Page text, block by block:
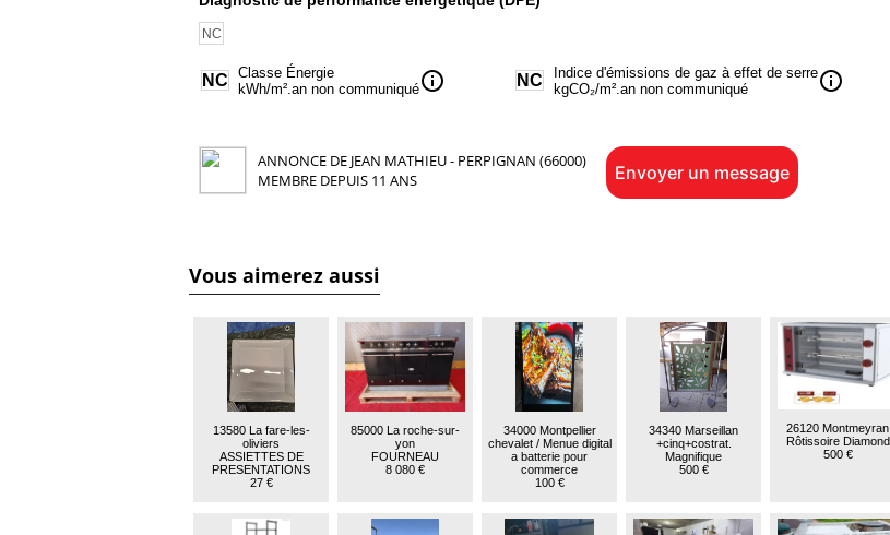
NC
NC
Classe Énergie
kWh/m².an non communiquéinfo NC
Indice d'émissions de gaz à effet de serre
kgCO₂/m².an non communiqué
info
ANNONCE DE JEAN MATHIEU - PERPIGNAN (66000)
MEMBRE DEPUIS 11 ANS
Envoyer un message
Vous aimerez aussi
13580 La fare-les-
oliviers
ASSIETTES DE
PRESENTATIONS
27 €
85000 La roche-sur-
yon
FOURNEAU
8 080 €
34000 Montpellier
chevalet / Menue digital
a batterie pour
commerce
100 €
34340 Marseillan
+cinq+costrat.
Magnifique
500 €
26120 Montmeyran
Rôtissoire Diamond
500 €